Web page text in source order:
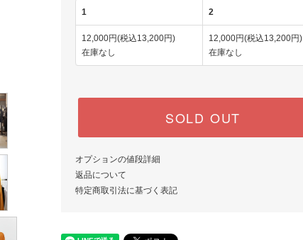
1 2
12,000円(税込13,200円)
在庫なし
12,000円(税込13,200円)
在庫なし
SOLD OUT
オプションの値段詳細
返品について
特定商取引法に基づく表記